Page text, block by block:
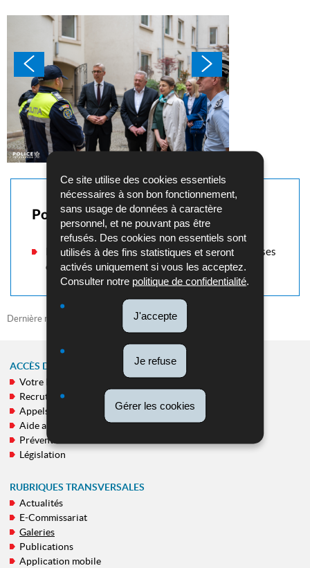
Ce site utilise des cookies essentiels
nécessaires à son bon fonctionnement,
sans usage de données à caractère
personnel, et ne pouvant pas être
refusés. Des cookies non essentiels sont
utilisés à des fins statistiques et seront
activés uniquement si vous les acceptez.
Consulter notre politique de confidentialité.
J'accepte
Je refuse
Gérer les cookies
Pour en savoir plus
Patrouilles policières conjointes luxembourgeoises
et roumaines
Dernière mise à jour 12/05/2026
MENU
DE
NAVIGATION
ACCÈS DIRECT
Votre Police
Recrutement
Appels publics
Aide aux victimes
Prévention
Législation
RUBRIQUES TRANSVERSALES
Actualités
E-Commissariat
Galeries
Publications
Application mobile